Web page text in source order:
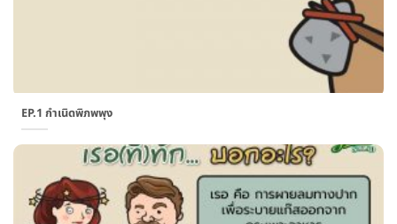
EP.1 กำเนิดพิภพพุง